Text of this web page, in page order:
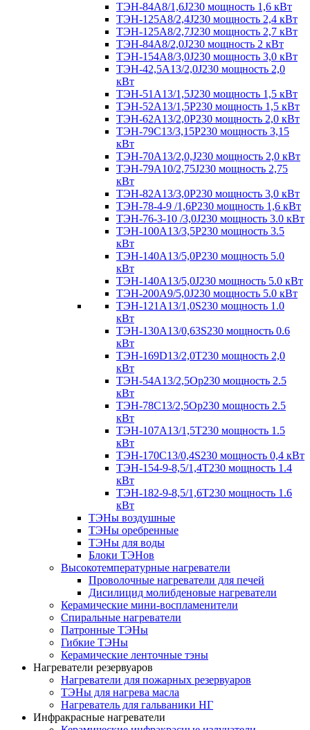
ТЭН-84А8/1,6J230 мощность 1,6 кВт
ТЭН-125А8/2,4J230 мощность 2,4 кВт
ТЭН-125А8/2,7J230 мощность 2,7 кВт
ТЭН-84А8/2,0J230 мощность 2 кВт
ТЭН-154А8/3,0J230 мощность 3,0 кВт
ТЭН-42,5А13/2,0J230 мощность 2,0
кВт
ТЭН-51А13/1,5J230 мощность 1,5 кВт
ТЭН-52А13/1,5Р230 мощность 1,5 кВт
ТЭН-62А13/2,0Р230 мощность 2,0 кВт
ТЭН-79С13/3,15Р230 мощность 3,15
кВт
ТЭН-70А13/2,0,J230 мощность 2,0 кВт
ТЭН-79А10/2,75J230 мощность 2,75
кВт
ТЭН-82А13/3,0Р230 мощность 3,0 кВт
ТЭН-78-4-9 /1,6P230 мощность 1,6 кВт
ТЭН-76-3-10 /3,0J230 мощность 3.0 кВт
ТЭН-100А13/3,5Р230 мощность 3.5
кВт
ТЭН-140А13/5,0Р230 мощность 5.0
кВт
ТЭН-140А13/5,0J230 мощность 5.0 кВт
ТЭН-200А9/5,0J230 мощность 5.0 кВт
ТЭН-121А13/1,0S230 мощность 1.0
кВт
ТЭН-130А13/0,63S230 мощность 0.6
кВт
ТЭН-169D13/2,0T230 мощность 2,0
кВт
ТЭН-54А13/2,5Ор230 мощность 2.5
кВт
ТЭН-78С13/2,5Ор230 мощность 2.5
кВт
ТЭН-107А13/1,5Т230 мощность 1.5
кВт
ТЭН-170C13/0,4S230 мощность 0,4 кВт
ТЭН-154-9-8,5/1,4Т230 мощность 1.4
кВт
ТЭН-182-9-8,5/1,6Т230 мощность 1.6
кВт
ТЭНы воздушные
ТЭНы оребренные
ТЭНы для воды
Блоки ТЭНов
Высокотемпературные нагреватели
Проволочные нагреватели для печей
Дисилицид молибденовые нагреватели
Керамические мини-воспламенители
Спиральные нагреватели
Патронные ТЭНы
Гибкие ТЭНы
Керамические ленточные тэны
Нагреватели резервуаров
Нагреватели для пожарных резервуаров
ТЭНы для нагрева масла
Нагреватель для гальваники НГ
Инфракрасные нагреватели